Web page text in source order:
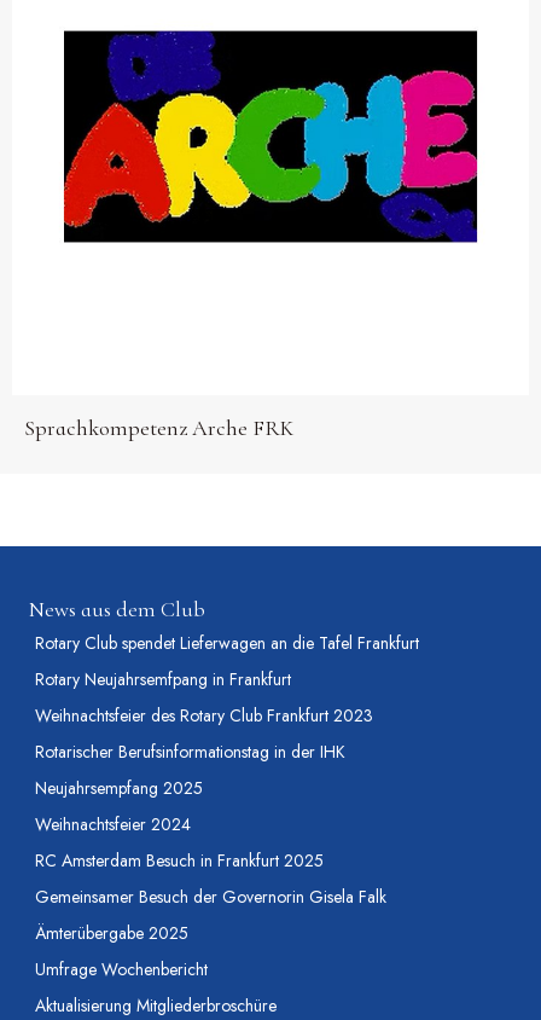
Sprachkompetenz Arche FRK
News aus dem Club
Rotary Club spendet Lieferwagen an die Tafel Frankfurt
Rotary Neujahrsemfpang in Frankfurt
Weihnachtsfeier des Rotary Club Frankfurt 2023
Rotarischer Berufsinformationstag in der IHK
Neujahrsempfang 2025
Weihnachtsfeier 2024
RC Amsterdam Besuch in Frankfurt 2025
Gemeinsamer Besuch der Governorin Gisela Falk
Ämterübergabe 2025
Umfrage Wochenbericht
Aktualisierung Mitgliederbroschüre